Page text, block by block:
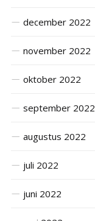
december 2022
november 2022
oktober 2022
september 2022
augustus 2022
juli 2022
juni 2022